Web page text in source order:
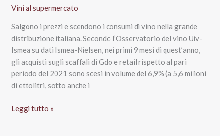
Vini al supermercato
Salgono i prezzi e scendono i consumi di vino nella grande
distribuzione italiana. Secondo l’Osservatorio del vino Uiv-
Ismea su dati Ismea-Nielsen, nei primi 9 mesi di quest’anno,
gli acquisti sugli scaffali di Gdo e retail rispetto al pari
periodo del 2021 sono scesi in volume del 6,9% (a 5,6 milioni
di ettolitri, sotto anche i
Calano
vendite
Leggi tutto »